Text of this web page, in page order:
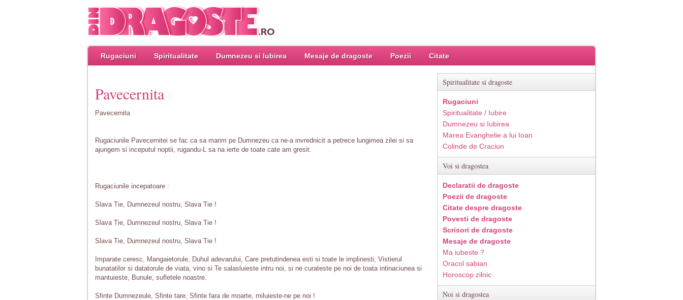
Rugaciuni Spiritualitate Dumnezeu si Iubirea Mesaje de dragoste Poezii Citate
Pavecernita
Pavecernita
Rugaciunile Pavecernitei se fac ca sa marim pe Dumnezeu ca ne-a invrednicit a petrece lungimea zilei si sa
ajungem si inceputul noptii, rugandu-L sa na ierte de toate cate am gresit.
Rugaciunile incepatoare :
Slava Tie, Dumnezeul nostru, Slava Tie !
Slava Tie, Dumnezeul nostru, Slava Tie !
Slava Tie, Dumnezeul nostru, Slava Tie !
Imparate ceresc, Mangaietorule, Duhul adevarului, Care pretutindenea esti si toate le implinesti, Vistierul
bunatatilor si datatorule de viata, vino si Te salasluieste intru noi, si ne curateste pe noi de toata intinaciunea si
mantuieste, Bunule, sufletele noastre.
Sfinte Dumnezeule, Sfinte tare, Sfinte fara de moarte, miluieste-ne pe noi !
Spiritualitate si dragoste
Rugaciuni
Spiritualitate / Iubire
Dumnezeu si Iubirea
Marea Evanghelie a lui Ioan
Colinde de Craciun
Voi si dragostea
Declaratii de dragoste
Poezii de dragoste
Citate despre dragoste
Povesti de dragoste
Scrisori de dragoste
Mesaje de dragoste
Ma iubeste ?
Oracol sabian
Horoscop zilnic
Noi si dragostea